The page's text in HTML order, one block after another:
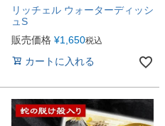
リッチェル ウォーターディッシ
ュS
販売価格 ¥1,650税込
カートに入れる